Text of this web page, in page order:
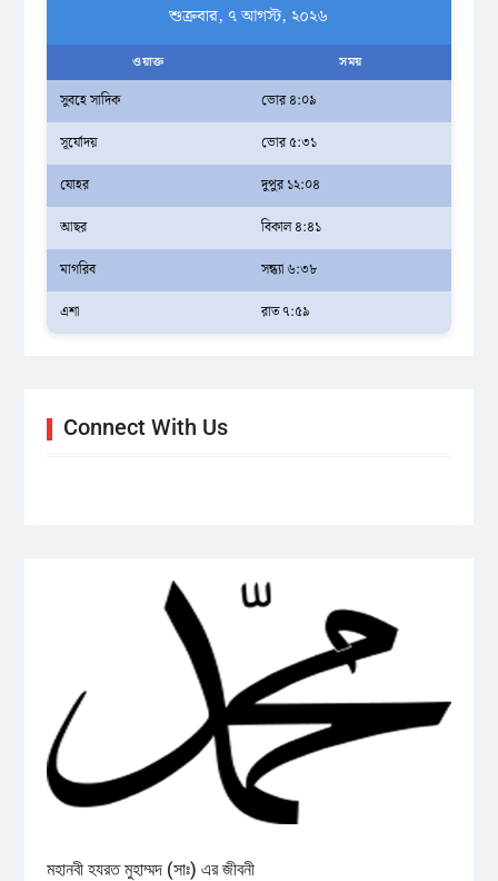
শুক্রবার, ৭ আগস্ট, ২০২৬
ওয়াক্ত সময়
সুবহে সাদিক
ভোর ৪:০৯
সূর্যোদয়
ভোর ৫:৩১
যোহর
দুপুর ১২:০৪
আছর
বিকাল ৪:৪১
মাগরিব
সন্ধ্যা ৬:৩৮
এশা
রাত ৭:৫৯
Connect With Us
মহানবী হযরত মুহাম্মদ (সাঃ) এর জীবনী